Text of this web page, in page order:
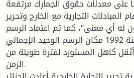
على معدلات حقوق الجمارك مرتفعة
التجارية مع الخارج وتحرير
له أي معنى"، كما تم اعتماد الرسم
على القيمة المضافة سنة 1992 مكان الرسم الوحيد الإجمالي
أثقل كاهل المستورد لفترة طويلة من
الزمن.